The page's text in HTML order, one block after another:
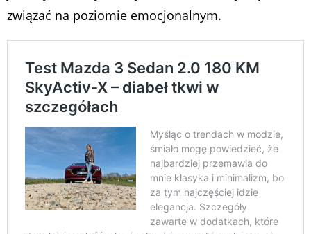
związać na poziomie emocjonalnym.